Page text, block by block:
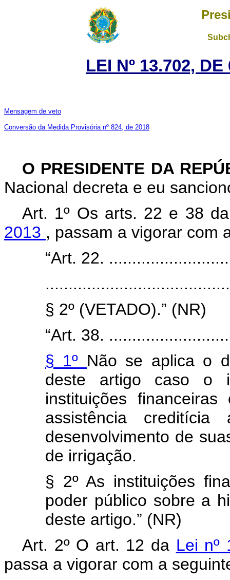
LEI Nº 13.702,
Mensagem de veto
Conversão da Medida Provisória nº 824, de 2018
O PRESIDENTE DA
Nacional decreta e eu
Art. 1º Os arts. 22 e 38
2013 , passam a vigorar com
“Art. 22.
§ 2º (VETADO).” (NR)
“Art. 38.
§ 1º Não se aplica o
deste artigo caso o
instituições
assistência
desenvolvimento de
de irrigação.
§ 2º As instituições
poder público sobre a
deste artigo.” (NR)
Art. 2º O art. 12 da Lei nº
passa a vigorar com a